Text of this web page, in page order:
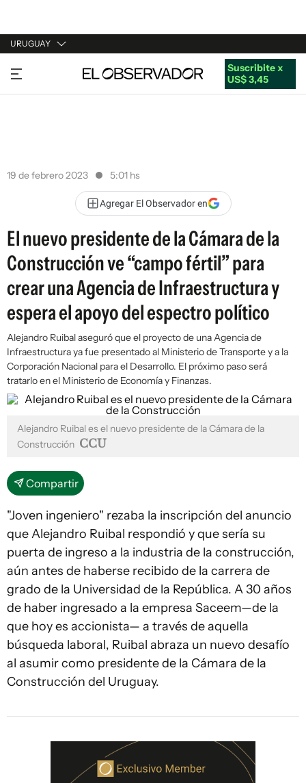
URUGUAY
URUGUAY
ARGENTINA
Suscribite x
US$ 3,45
19 de febrero 2023 5:01 hs
Agregar El Observador en
El nuevo presidente de la Cámara de la
Construcción ve “campo fértil” para
crear una Agencia de Infraestructura y
espera el apoyo del espectro político
Alejandro Ruibal aseguró que el proyecto de una Agencia de
Infraestructura ya fue presentado al Ministerio de Transporte y a la
Corporación Nacional para el Desarrollo. El próximo paso será
tratarlo en el Ministerio de Economía y Finanzas.
Alejandro Ruibal es el nuevo presidente de la Cámara de la
Construcción CCU
Compartir
"Joven ingeniero" rezaba la inscripción del anuncio
que Alejandro Ruibal respondió y que sería su
puerta de ingreso a la industria de la construcción,
aún antes de haberse recibido de la carrera de
grado de la Universidad de la República. A 30 años
de haber ingresado a la empresa Saceem—de la
que hoy es accionista— a través de aquella
búsqueda laboral, Ruibal abraza un nuevo desafío
al asumir como presidente de la Cámara de la
Construcción del Uruguay.